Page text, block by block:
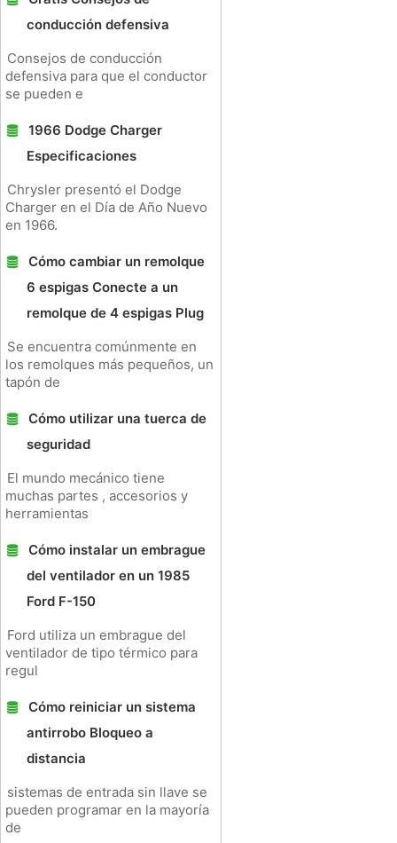
conducción defensiva
Consejos de conducción
defensiva para que el conductor
se pueden e
1966 Dodge Charger
Especificaciones
Chrysler presentó el Dodge
Charger en el Día de Año Nuevo
en 1966.
Cómo cambiar un remolque
6 espigas Conecte a un
remolque de 4 espigas Plug
Se encuentra comúnmente en
los remolques más pequeños, un
tapón de
Cómo utilizar una tuerca de
seguridad
El mundo mecánico tiene
muchas partes , accesorios y
herramientas
Cómo instalar un embrague
del ventilador en un 1985
Ford F-150
Ford utiliza un embrague del
ventilador de tipo térmico para
regul
Cómo reiniciar un sistema
antirrobo Bloqueo a
distancia
sistemas de entrada sin llave se
pueden programar en la mayoría
de